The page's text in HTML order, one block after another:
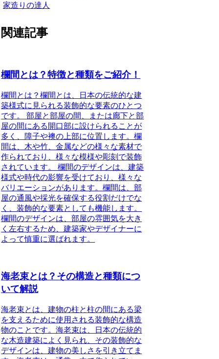
家造りの達人
関連記事
欄間とは？特徴と種類をご紹介！
欄間とは？欄間とは、日本の伝統的な建
築様式に見られる装飾的な要素のひとつ
です。 部屋と部屋の間、または廊下と部
屋の間にある開口部に設けられることが
多く、障子や襖の上部に位置します。欄
間は、木や竹、金属などの様々な素材で
作られており、様々な模様や彫刻で装飾
されています。 欄間のデザインは、建築
様式や時代の影響を受けており、様々な
バリエーションがあります。欄間は、部
屋の通風や採光を確保する役割だけでな
く、装飾的な要素としても機能します。
欄間のデザインは、部屋の雰囲気を大き
く左右するため、建築家やデザイナーに
よって慎重に選ばれます。
海老束とは？その構造と種類につ
いて解説
海老束とは、建物の柱と柱の間にある梁
を支えるために使用される装飾的な構造
物のことです。海老束は、日本の伝統的
な木造建築によく見られ、その装飾的な
デザインは、建物の美しさを引き立てま